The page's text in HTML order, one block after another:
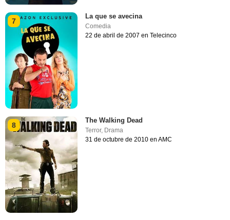
7
La que se avecina
Comedia
22 de abril de 2007 en Telecinco
8
The Walking Dead
Terror, Drama
31 de octubre de 2010 en AMC